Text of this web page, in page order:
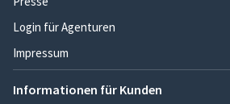
Login für Agenturen
Impressum
Informationen für Kunden